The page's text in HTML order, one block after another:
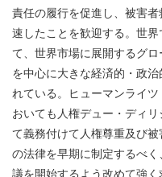
責任の履行を促進し、被害
速したことを歓迎する。世
て、世界市場に展開するグ
を中心に大きな経済的・政
れている。ヒューマンライ
おいても人権デュー・ディ
て義務付けて人権尊重及び
の法律を早期に制定するべ
議を開始するよう改めて強く